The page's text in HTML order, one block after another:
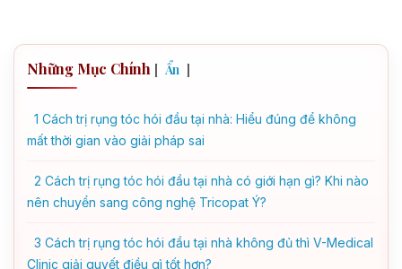
Những Mục Chính [ Ẩn ]
1 Cách trị rụng tóc hói đầu tại nhà: Hiểu đúng để không
mất thời gian vào giải pháp sai
2 Cách trị rụng tóc hói đầu tại nhà có giới hạn gì? Khi nào
nên chuyển sang công nghệ Tricopat Ý?
3 Cách trị rụng tóc hói đầu tại nhà không đủ thì V-Medical
Clinic giải quyết điều gì tốt hơn?